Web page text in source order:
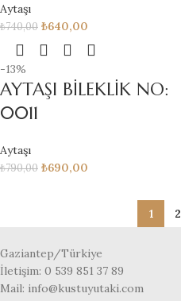
Aytaşı
₺740,00 ₺640,00
-13%
AYTAŞI BİLEKLİK NO:
0011
Aytaşı
₺790,00 ₺690,00
1 2
Gaziantep/Türkiye
İletişim: 0 539 851 37 89
Mail: info@kustuyutaki.com